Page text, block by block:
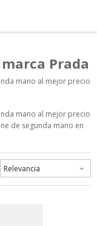
Prada
mano al mejor precio
mano al mejor precio
de segunda mano en
Relevancia 